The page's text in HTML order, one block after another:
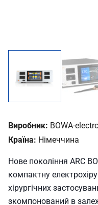
Виробник: BOWA-
Країна: Німеччина
Нове покоління ARC
компактну
хірургічних
зкомпонований в